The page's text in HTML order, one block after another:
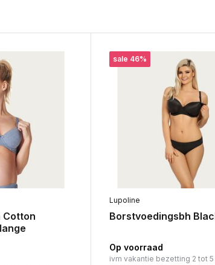
Cotton
sale 46%
Lupoline
Borstvoedingsbh
Op voorraad
ivm vakantie bezetting 2 tot